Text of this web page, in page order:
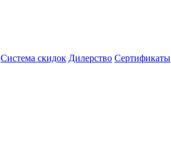
Система скидок Дилерство Сертификаты